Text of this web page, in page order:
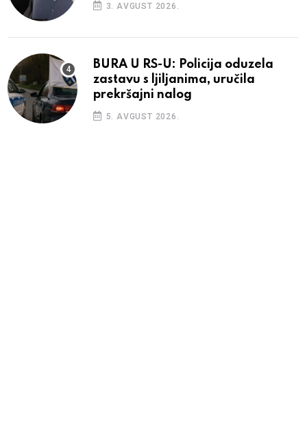
3. AVGUST 2026.
BURA U RS-U: Policija oduzela
zastavu s ljiljanima, uručila
prekršajni nalog
5. AVGUST 2026.